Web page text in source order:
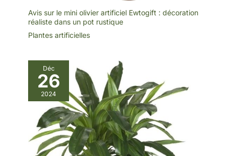
balcon ou comme
décoration saisonnière.
Plusieurs styles
disponibles, faciles à
assortir à une décoration
moderne ou classique.
Avis sur le mini olivier artificiel Ewtogift : décoration
réaliste dans un pot rustique
Plantes artificielles
Déc
26
2024